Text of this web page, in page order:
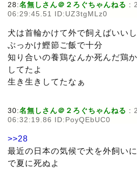
28:名無しさん＠２ろぐちゃんねる :
06:29:45.51 ID:UZ3tgMLz0
犬は首輪かけて外で飼えばいい
ぶっかけ鰹節ご飯で十分
知り合いの養鶏なんか死んだ鶏
してたよ
生き生きしてたなぁ
30:名無しさん＠２ろぐちゃんねる :
06:32:19.86 ID:PoyQEbUC0
>>28
最近の日本の気候で犬を外飼い
で夏に死ぬよ